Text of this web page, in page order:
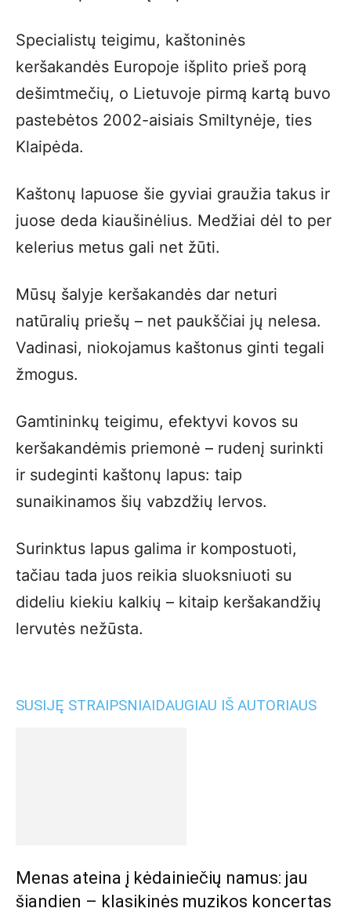
Specialistų teigimu, kaštoninės
keršakandės Europoje išplito prieš porą
dešimtmečių, o Lietuvoje pirmą kartą buvo
pastebėtos 2002-aisiais Smiltynėje, ties
Klaipėda.
Kaštonų lapuose šie gyviai graužia takus ir
juose deda kiaušinėlius. Medžiai dėl to per
kelerius metus gali net žūti.
Mūsų šalyje keršakandės dar neturi
natūralių priešų – net paukščiai jų nelesa.
Vadinasi, niokojamus kaštonus ginti tegali
žmogus.
Gamtininkų teigimu, efektyvi kovos su
keršakandėmis priemonė – rudenį surinkti
ir sudeginti kaštonų lapus: taip
sunaikinamos šių vabzdžių lervos.
Surinktus lapus galima ir kompostuoti,
tačiau tada juos reikia sluoksniuoti su
dideliu kiekiu kalkių – kitaip keršakandžių
lervutės nežūsta.
SUSIJĘ STRAIPSNIAIDAUGIAU IŠ AUTORIAUS
Menas ateina į kėdainiečių namus: jau
šiandien – klasikinės muzikos koncertas